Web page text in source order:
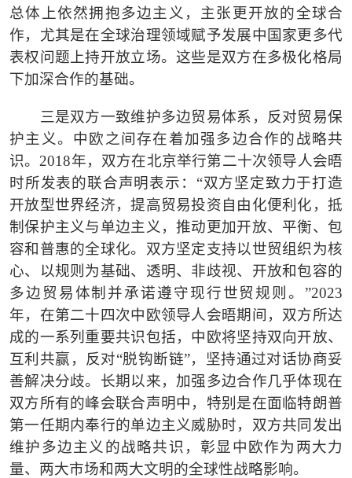
总体上依然拥抱多边主义，主张更开放的全球合
作，尤其是在全球治理领域赋予发展中国家更多代
表权问题上持开放立场。这些是双方在多极化格局
下加深合作的基础。
三是双方一致维护多边贸易体系，反对贸易保
护主义。中欧之间存在着加强多边合作的战略共
识。 2018年，双方在北京举行第二十次领导人会晤
时所发表的联合声明表示： “双方坚定致力于打造
开放型世界经济，提高贸易投资自由化便利化，抵
制保护主义与单边主义，推动更加开放、平衡、包
容和普惠的全球化。双方坚定支持以世贸组织为核
心、以规则为基础、透明、非歧视、开放和包容的
多边贸易体制并承诺遵守现行世贸规则。 ”2023
年，在第二十四次中欧领导人会晤期间，双方所达
成的一系列重要共识包括，中欧将坚持双向开放、
互利共赢，反对“脱钩断链”，坚持通过对话协商妥
善解决分歧。长期以来，加强多边合作几乎体现在
双方所有的峰会联合声明中，特别是在面临特朗普
第一任期内奉行的单边主义威胁时，双方共同发出
维护多边主义的战略共识，彰显中欧作为两大力
量、两大市场和两大文明的全球性战略影响。